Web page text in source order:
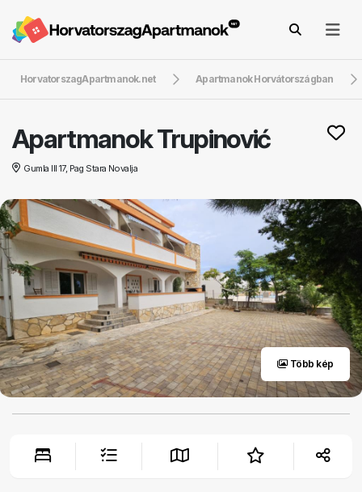
HorvatorszagApartmanok.net Apartmanok Horvátországban
Apartmanok Trupinović
Gumla III 17, Pag Stara Novalja
Több kép